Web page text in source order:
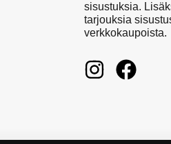
sisustuksia.
tarjouksia
verkkokaupoista.